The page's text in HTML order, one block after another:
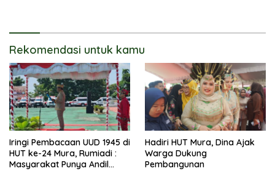
Rekomendasi untuk kamu
Iringi Pembacaan UUD 1945 di
HUT ke-24 Mura, Rumiadi :
Masyarakat Punya Andil
Hadiri HUT Mura, Dina Ajak
Warga Dukung
Pembangunan